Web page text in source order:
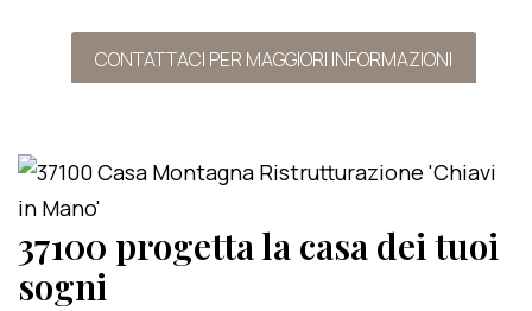
CONTATTACI PER MAGGIORI INFORMAZIONI
37100 progetta la casa dei tuoi
sogni